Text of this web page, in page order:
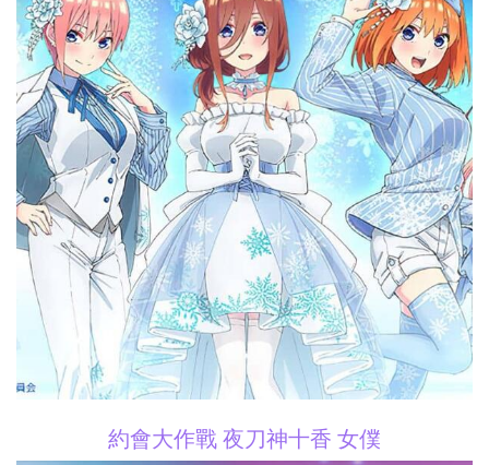
約會大作戰 夜刀神十香 女僕